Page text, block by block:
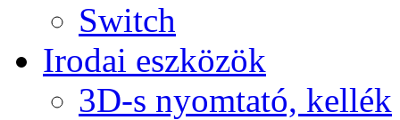
Switch
Irodai eszközök
3D-s nyomtató, kellék